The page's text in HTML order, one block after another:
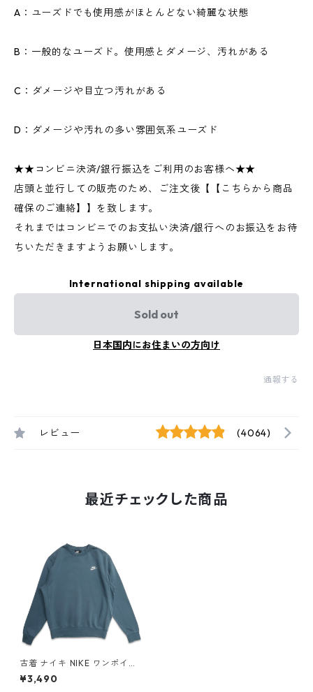
A：ユーズドでも使用感がほとんどない綺麗な状態
B：一般的なユーズド。使用感とダメージ、汚れがある
C：ダメージや目立つ汚れがある
D：ダメージや汚れの多い雰囲気系ユーズド
★★コンビニ決済/銀行振込をご利用のお客様へ★★
店頭と並行しての販売のため、ご注文後【【こちらから商品
確保のご連絡】】を致します。
それまではコンビニでのお支払い決済/銀行へのお振込をお待
ちいただきますようお願いします。
International shipping available
Sold out
日本国内にお住まいの方向け
通報する
レビュー (4064)
最近チェックした商品
古着 ナイキ NIKE ワンポイン
ト スウェット トレーナー ワン
ポイント ブルーグリーン 表
¥3,490